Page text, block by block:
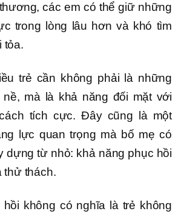
các em có thể giữ những
trong lòng lâu hơn và khó tìm
tỏa.
trẻ cần không phải là những
nề, mà là khả năng đối mặt với
tích cực. Đây cũng là một
lực quan trọng mà bố mẹ có
dựng từ nhỏ: khả năng phục hồi
thử thách.
không có nghĩa là trẻ không